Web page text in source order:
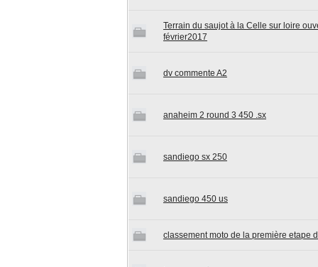
Terrain du saujot à la Celle sur loire
février2017
dv commente A2
anaheim 2 round 3 450 .sx
sandiego sx 250
sandiego 450 us
classement moto de la première etape